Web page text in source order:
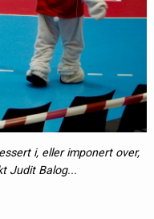
i, eller imponert over,
Judit Balog...